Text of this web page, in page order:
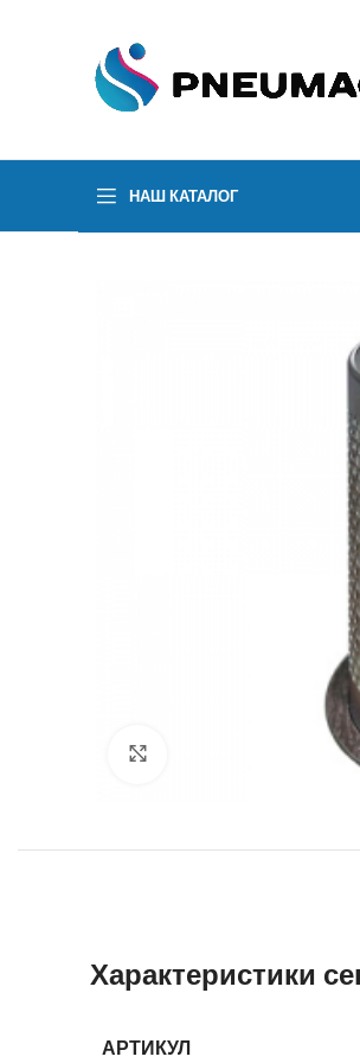
НАШ КАТАЛОГ
Характеристики
АРТИКУЛ